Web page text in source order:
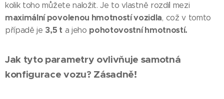
kolik toho můžete naložit. Je to vlastně rozdíl mezi
maximální povolenou hmotností vozidla, což v tomto
případě je 3,5 t a jeho pohotovostní hmotností.
Jak tyto parametry ovlivňuje samotná
konfigurace vozu? Zásadně!